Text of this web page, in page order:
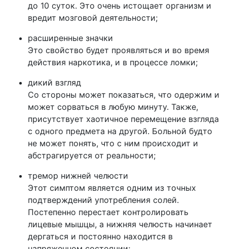
до 10 суток. Это очень истощает организм и
вредит мозговой деятельности;
расширенные значки
Это свойство будет проявляться и во время
действия наркотика, и в процессе ломки;
дикий взгляд
Со стороны может показаться, что одержим и
может сорваться в любую минуту. Также,
присутствует хаотичное перемещение взгляда
с одного предмета на другой. Больной будто
не может понять, что с ним происходит и
абстрагируется от реальности;
тремор нижней челюсти
Этот симптом является одним из точных
подтверждений употребления солей.
Постепенно перестает контролировать
лицевые мышцы, а нижняя челюсть начинает
дергаться и постоянно находится в